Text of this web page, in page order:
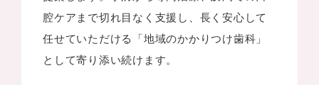
腔ケアまで切れ目なく支援し、長く安心して
任せていただける「地域のかかりつけ歯科」
として寄り添い続けます。